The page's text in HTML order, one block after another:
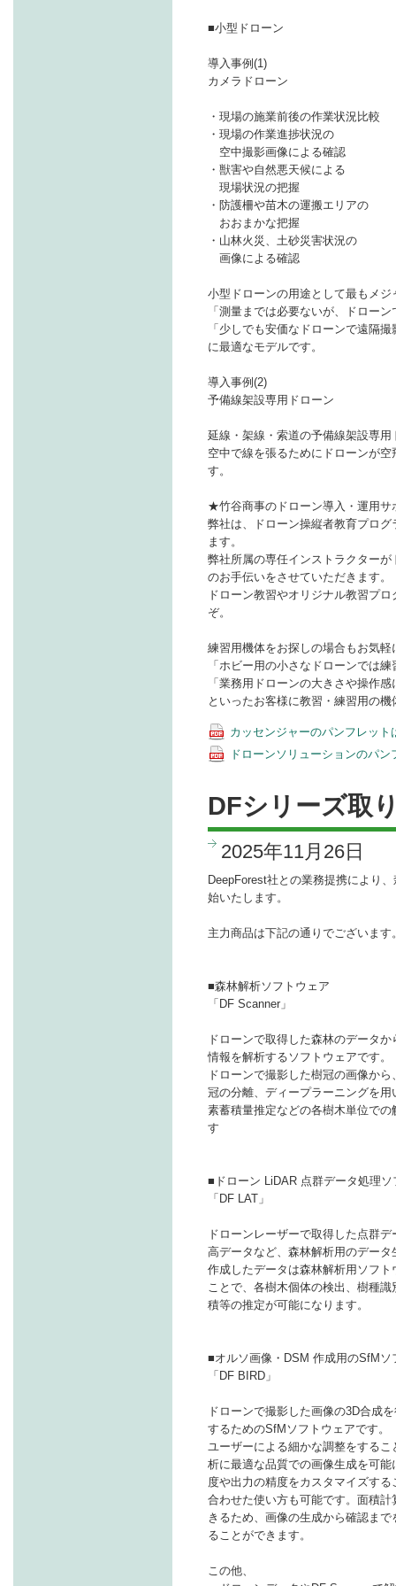
■小型ドローン
導入事例(1)
カメラドローン
・現場の施業前後の作業状況比較
・現場の作業進捗状況の
空中撮影画像による確認
・獣害や自然悪天候による
現場状況の把握
・防護柵や苗木の運搬エリアの
おおまかな把握
・山林火災、土砂災害状況の
画像による確認
小型ドローンの用途として最もメジ
「測量までは必要ないが、ドロー
「少しでも安価なドローンで遠隔
に最適なモデルです。
導入事例(2)
予備線架設専用ドローン
延線・架線・索道の予備線架設専
空中で線を張るためにドローンが
す。
★竹谷商事のドローン導入・運用サ
弊社は、ドローン操縦者教育プログ
ます。
弊社所属の専任インストラクター
のお手伝いをさせていただきます。
ドローン教習やオリジナル教習プ
ぞ。
練習用機体をお探しの場合もお気軽
「ホビー用の小さなドローンでは
「業務用ドローンの大きさや操作
といったお客様に教習・練習用の
カッセンジャーのパンフレット
ドローンソリューションのパ
DFシリーズ取
2025年11月26日
DeepForest社との業務提携により
始いたします。
主力商品は下記の通りでございます
■森林解析ソフトウェア
「DF Scanner」
ドローンで取得した森林のデータ
情報を解析するソフトウェアです。
ドローンで撮影した樹冠の画像か
冠の分離、ディープラーニングを
素蓄積量推定などの各樹木単位で
す
■ドローン LiDAR 点群データ処理ソ
「DF LAT」
ドローンレーザーで取得した点群
高データなど、森林解析用のデー
作成したデータは森林解析用ソフ
ことで、各樹木個体の検出、樹種
積等の推定が可能になります。
■オルソ画像・DSM 作成用のSfMソ
「DF BIRD」
ドローンで撮影した画像の3D合成
するためのSfMソフトウェアです。
ユーザーによる細かな調整をする
析に最適な品質での画像生成を可
度や出力の精度をカスタマイズす
合わせた使い方も可能です。面積
きるため、画像の生成から確認ま
ることができます。
この他、